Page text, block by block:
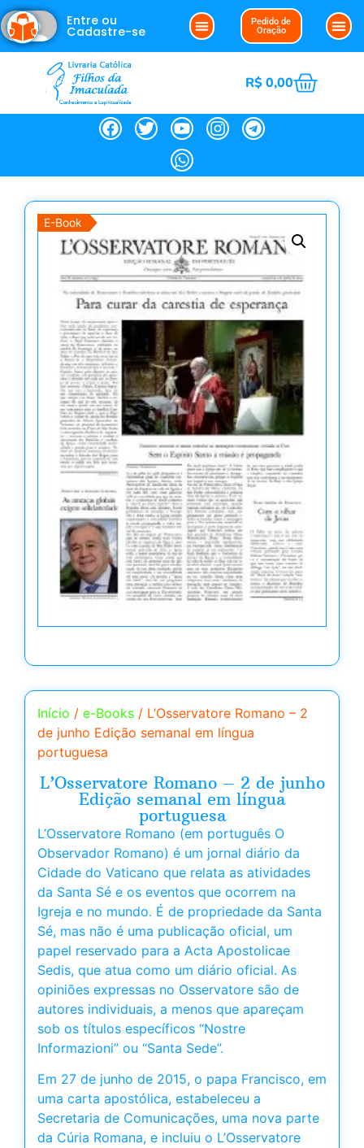
Entre ou
Cadastre-se
Pedido de
Oração
R$0,00
E-Book
Início / e-Books / L’Osservatore Romano – 2
de junho Edição semanal em língua
portuguesa
L’Osservatore Romano – 2 de junho
Edição semanal em língua
portuguesa
L’Osservatore Romano (em português O
Observador Romano) é um jornal diário da
Cidade do Vaticano que relata as atividades
da Santa Sé e os eventos que ocorrem na
Igreja e no mundo. É de propriedade da Santa
Sé, mas não é uma publicação oficial, um
papel reservado para a Acta Apostolicae
Sedis, que atua como um diário oficial. As
opiniões expressas no Osservatore são de
autores individuais, a menos que apareçam
sob os títulos específicos “Nostre
Informazioni” ou “Santa Sede”.
Em 27 de junho de 2015, o papa Francisco, em
uma carta apostólica, estabeleceu a
Secretaria de Comunicações, uma nova parte
da Cúria Romana, e incluiu o L’Osservatore